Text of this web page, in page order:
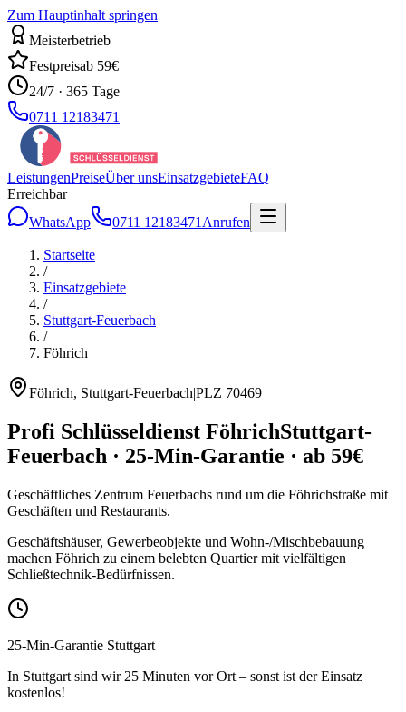
Zum Hauptinhalt springen
Meisterbetrieb
Festpreisab 59€
24/7 · 365 Tage
0711 12183471
LeistungenPreiseÜber unsEinsatzgebieteFAQ
Erreichbar
WhatsApp
0711 12183471 Anrufen
Startseite
/
Einsatzgebiete
/
Stuttgart-Feuerbach
/
Föhrich
Föhrich, Stuttgart-Feuerbach|PLZ 70469
Profi Schlüsseldienst FöhrichStuttgart-
Feuerbach · 25-Min-Garantie · ab 59€
Geschäftliches Zentrum Feuerbachs rund um die Föhrichstraße mit
Geschäften und Restaurants.
Geschäftshäuser, Gewerbeobjekte und Wohn-/Mischbebauung
machen Föhrich zu einem belebten Quartier mit vielfältigen
Schließtechnik-Bedürfnissen.
25-Min-Garantie Stuttgart
In Stuttgart sind wir 25 Minuten vor Ort – sonst ist der Einsatz
kostenlos!